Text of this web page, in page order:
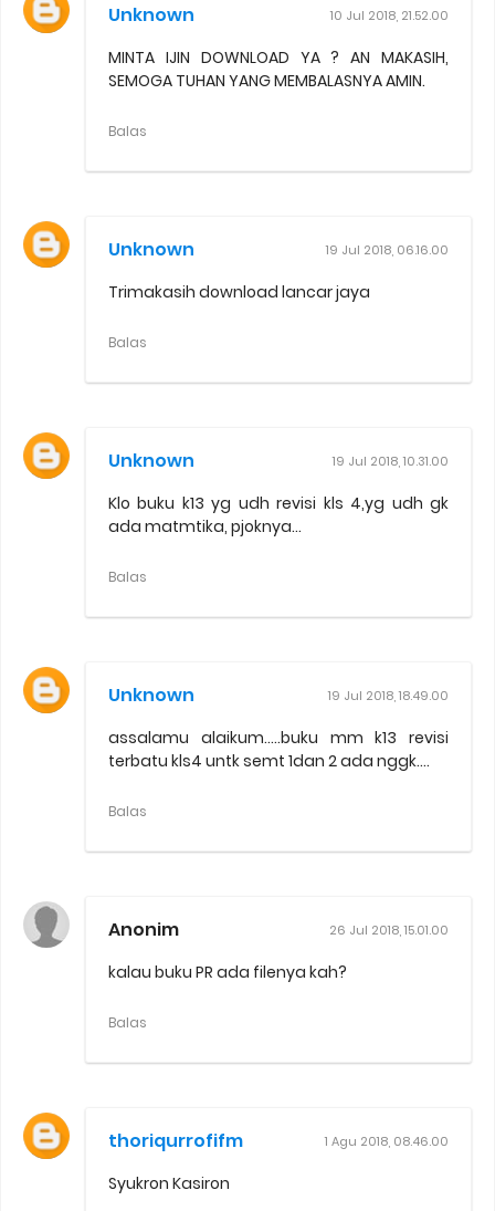
Unknown 10 Jul 2018, 21.52.00
MINTA IJIN DOWNLOAD YA ? AN MAKASIH,
SEMOGA TUHAN YANG MEMBALASNYA AMIN.
Balas
Unknown 19 Jul 2018, 06.16.00
Trimakasih download lancar jaya
Balas
Unknown 19 Jul 2018, 10.31.00
Klo buku k13 yg udh revisi kls 4,yg udh gk
ada matmtika, pjoknya...
Balas
Unknown 19 Jul 2018, 18.49.00
assalamu alaikum.....buku mm k13 revisi
terbatu kls4 untk semt 1dan 2 ada nggk....
Balas
Anonim 26 Jul 2018, 15.01.00
kalau buku PR ada filenya kah?
Balas
thoriqurrofifm 1 Agu 2018, 08.46.00
Syukron Kasiron